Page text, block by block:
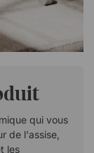
qui vous
de l'assise,
les